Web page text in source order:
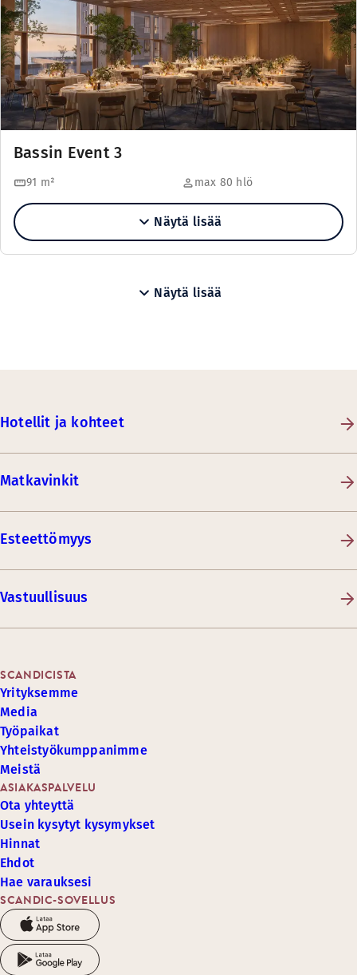
Bassin Event 3
91 m² max 80 hlö
Näytä lisää
Näytä lisää
Hotellit ja kohteet
Matkavinkit
Esteettömyys
Vastuullisuus
SCANDIC-SOVELLUS
ASIAKASPALVELU
Ota yhteyttä
Usein kysytyt kysymykset
Hinnat
Ehdot
Hae varauksesi
SCANDICISTA
Yrityksemme
Media
Työpaikat
Yhteistyökumppanimme
Meistä